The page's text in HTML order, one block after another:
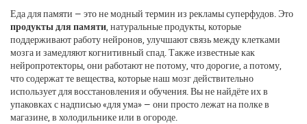
Еда для памяти — это не модный термин из рекламы суперфудов. Это
продукты для памяти натуральные продукты, которые
поддерживают работу нейронов, улучшают связь между клетками
мозга и замедляют когнитивный спад . Также известные как
нейропротекторы , они работают не потому, что дорогие, а потому,
что содержат те вещества, которые наш мозг действительно
использует для восстановления и обучения . Вы не найдёте их в
упаковках с надписью «для ума» — они просто лежат на полке в
магазине, в холодильнике или в огороде.